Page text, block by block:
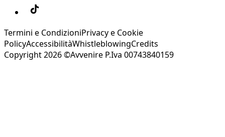
Termini e CondizioniPrivacy e Cookie
PolicyAccessibilitàWhistleblowingCredits
Copyright 2026 ©Avvenire P.Iva 00743840159